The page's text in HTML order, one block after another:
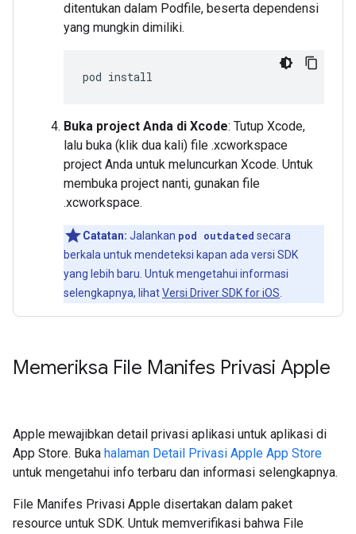
ditentukan dalam Podfile, beserta dependensi
yang mungkin dimiliki.
pod
Buka project Anda di Xcode: Tutup Xcode,
lalu buka (klik dua kali) file .xcworkspace
project Anda untuk meluncurkan Xcode. Untuk
membuka project nanti, gunakan file
.xcworkspace.
Catatan: Jalankan pod outdated secara
berkala untuk mendeteksi kapan ada versi SDK
yang lebih baru. Untuk mengetahui informasi
selengkapnya, lihatVersi Driver SDK for iOS
Memeriksa File Manifes Privasi Apple
Apple mewajibkan detail privasi aplikasi untuk aplikasi di
App Store. Buka halaman Detail Privasi Apple App Store
untuk mengetahui info terbaru dan informasi selengkapnya.
File Manifes Privasi Apple disertakan dalam paket
resource untuk SDK. Untuk memverifikasi bahwa File